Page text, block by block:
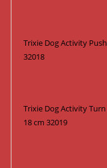
Trixie Dog Activity
32018
Trixie Dog Activity
18 cm 32019